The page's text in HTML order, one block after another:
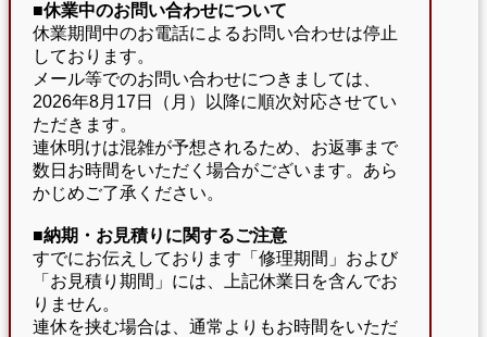
■休業中のお問い合わせについて
休業期間中のお電話によるお問い合わせは停止
しております。
メール等でのお問い合わせにつきましては、
2026年8月17日（月）以降に順次対応させてい
ただきます。
連休明けは混雑が予想されるため、お返事まで
数日お時間をいただく場合がございます。あら
かじめご了承ください。
■納期・お見積りに関するご注意
すでにお伝えしております「修理期間」および
「お見積り期間」には、上記休業日を含んでお
りません。
連休を挟む場合は、通常よりもお時間をいただ